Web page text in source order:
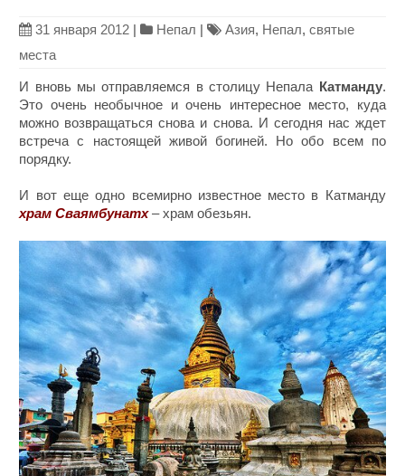
31 января 2012 | Непал | Азия, Непал,святые
места
И вновь мы отправляемся в столицу Непала Катманду.
Это очень необычное и очень интересное место, куда
можно возвращаться снова и снова. И сегодня нас ждет
встреча с настоящей живой богиней. Но обо всем по
порядку.
И вот еще одно всемирно известное место в Катманду
храм Сваямбунатх– храм обезьян.